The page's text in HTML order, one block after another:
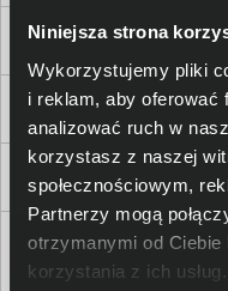
Niniejsza strona
Wykorzystujemy pliki
i reklam, aby oferować
analizować ruch w
korzystasz z naszej
społecznościowym,
Partnerzy mogą
otrzymanymi od
korzystania z ich usług.
Dla Firm i Instytucji
Zakupy
Delkom 2000